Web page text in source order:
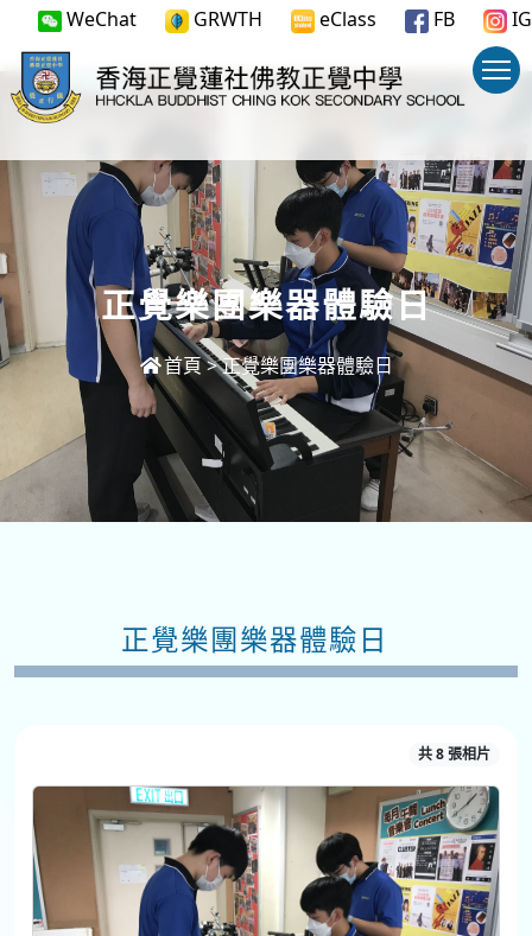
WeChat GRWTH eClass FB IG
正覺樂團樂器體驗日
首頁>正覺樂團樂器體驗日
正覺樂團樂器體驗日
共 8 張相片